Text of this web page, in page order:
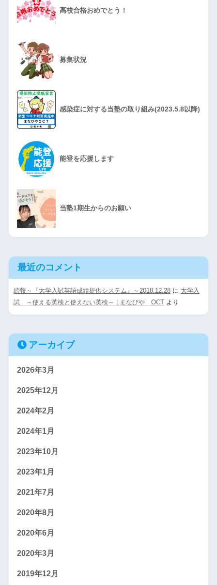
高校合格おめでとう！
募集状況
感染症に対する当塾の取り組み(2023.5.8以降)
能登を応援します
当塾1期生からのお願い
最近のコメント
続報～『大学入試英語成績提供システム』～2018.12.28に 大学入
試 ～使える英検と使えない英検～ | まなびや OCTより
アーカイブ
2026年3月
2025年12月
2024年2月
2024年1月
2023年10月
2023年1月
2021年7月
2020年8月
2020年6月
2020年3月
2019年12月